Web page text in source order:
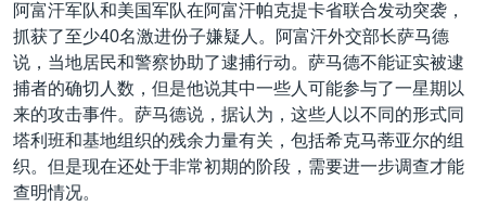
转
到
检
索
欧洲
非洲
美洲
全球议题
科教·文娱·体健
军事
劳工
环境
白宫要闻
国会报道
美中关系
美国建国250周年
埃博拉疫情
美国之音专访
VOA视频
VOA今日焦点
中文广播
关注我们
阿富汗军队和美国军队在阿富汗帕克提卡省联合发动突袭，
抓获了至少40名激进份子嫌疑人。阿富汗外交部长萨马德
说，当地居民和警察协助了逮捕行动。萨马德不能证实被逮
捕者的确切人数，但是他说其中一些人可能参与了一星期以
来的攻击事件。萨马德说，据认为，这些人以不同的形式同
塔利班和基地组织的残余力量有关，包括希克马蒂亚尔的组
织。但是现在还处于非常初期的阶段，需要进一步调查才能
查明情况。